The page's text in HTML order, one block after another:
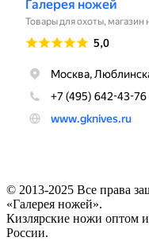
© 2013-2025 Все права
«Галерея ножей».
Кизлярские ножи оптом
России.